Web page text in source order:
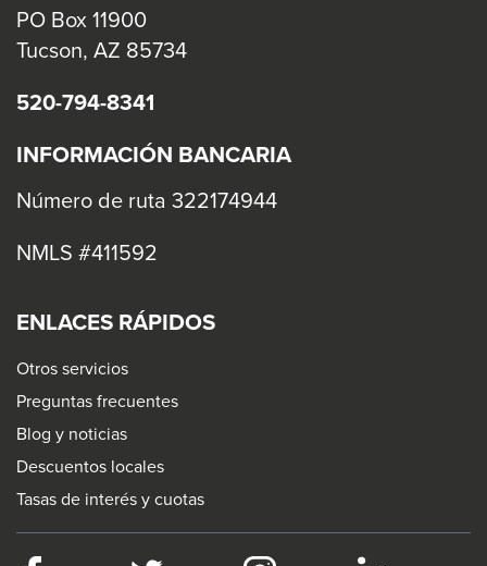
PO Box 11900
Tucson, AZ 85734
520-794-8341
INFORMACIÓN BANCARIA
Número de ruta 322174944
NMLS #411592
ENLACES RÁPIDOS
Otros servicios
Preguntas frecuentes
Blog y noticias
Descuentos locales
Tasas de interés y cuotas